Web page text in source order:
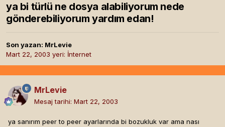
ya bi türlü ne dosya alabiliyorum nede
gönderebiliyorum yardım edan!
Son yazan: MrLevie
Mart 22, 2003 yeri: İnternet
MrLevie
Mesaj tarihi: Mart 22, 2003
ya sanırım peer to peer ayarlarında bi bozukluk var ama nası